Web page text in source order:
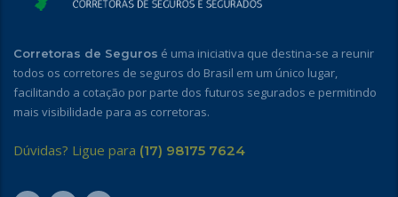
Corretoras de Seguros é uma iniciativa que destina-se a reunir
todos os corretores de seguros do Brasil em um único lugar,
facilitando a cotação por parte dos futuros segurados e permitindo
mais visibilidade para as corretoras.
Dúvidas? Ligue para (17) 98175 7624